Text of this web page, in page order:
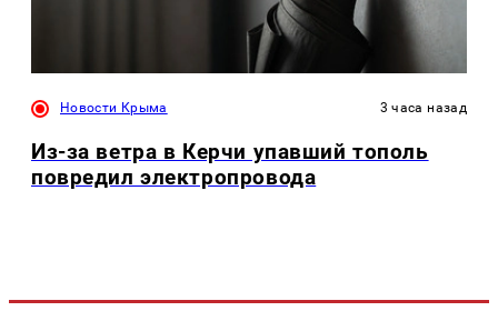
Новости Крыма 3 часа назад
Из-за ветра в Керчи упавший тополь
повредил электропровода